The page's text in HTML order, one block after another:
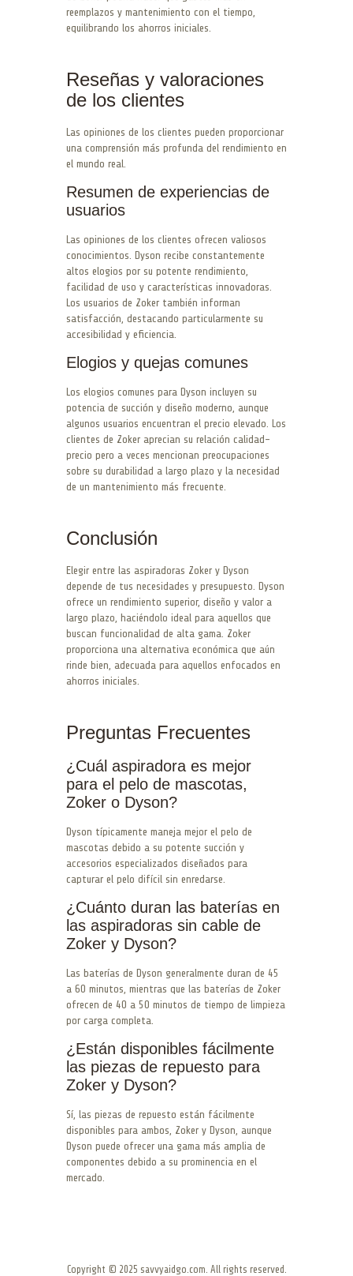
reemplazos y mantenimiento con el tiempo,
equilibrando los ahorros iniciales.
Reseñas y valoraciones
de los clientes
Las opiniones de los clientes pueden proporcionar
una comprensión más profunda del rendimiento en
el mundo real.
Resumen de experiencias de
usuarios
Las opiniones de los clientes ofrecen valiosos
conocimientos. Dyson recibe constantemente
altos elogios por su potente rendimiento,
facilidad de uso y características innovadoras.
Los usuarios de Zoker también informan
satisfacción, destacando particularmente su
accesibilidad y eficiencia.
Elogios y quejas comunes
Los elogios comunes para Dyson incluyen su
potencia de succión y diseño moderno, aunque
algunos usuarios encuentran el precio elevado. Los
clientes de Zoker aprecian su relación calidad-
precio pero a veces mencionan preocupaciones
sobre su durabilidad a largo plazo y la necesidad
de un mantenimiento más frecuente.
Conclusión
Elegir entre las aspiradoras Zoker y Dyson
depende de tus necesidades y presupuesto. Dyson
ofrece un rendimiento superior, diseño y valor a
largo plazo, haciéndolo ideal para aquellos que
buscan funcionalidad de alta gama. Zoker
proporciona una alternativa económica que aún
rinde bien, adecuada para aquellos enfocados en
ahorros iniciales.
Preguntas Frecuentes
¿Cuál aspiradora es mejor
para el pelo de mascotas,
Zoker o Dyson?
Dyson típicamente maneja mejor el pelo de
mascotas debido a su potente succión y
accesorios especializados diseñados para
capturar el pelo difícil sin enredarse.
¿Cuánto duran las baterías en
las aspiradoras sin cable de
Zoker y Dyson?
Las baterías de Dyson generalmente duran de 45
a 60 minutos, mientras que las baterías de Zoker
ofrecen de 40 a 50 minutos de tiempo de limpieza
por carga completa.
¿Están disponibles fácilmente
las piezas de repuesto para
Zoker y Dyson?
Sí, las piezas de repuesto están fácilmente
disponibles para ambos, Zoker y Dyson, aunque
Dyson puede ofrecer una gama más amplia de
componentes debido a su prominencia en el
mercado.
Copyright © 2025 savvyaidgo.com. All rights reserved.